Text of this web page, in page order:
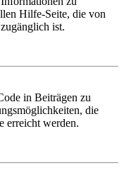
Hilfe-Seite, die von
ist.
in Beiträgen zu
die
erreicht werden.